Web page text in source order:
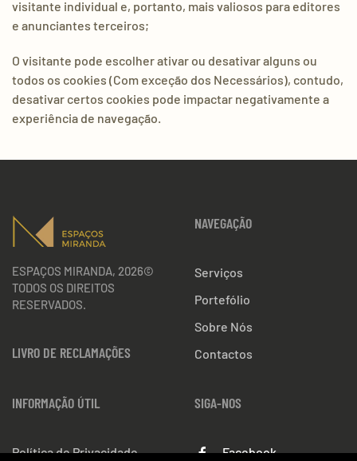
visitante individual e, portanto, mais valiosos para editores
e anunciantes terceiros;
O visitante pode escolher ativar ou desativar alguns ou
todos os cookies (Com exceção dos Necessários), contudo,
desativar certos cookies pode impactar negativamente a
experiência de navegação.
ESPAÇOS MIRANDA, 2026©
TODOS OS DIREITOS
RESERVADOS.
LIVRO DE RECLAMAÇÕES
NAVEGAÇÃO
Serviços
Portefólio
Sobre Nós
Contactos
INFORMAÇÃO ÚTIL
Política de Privacidade
SIGA-NOS
Facebook